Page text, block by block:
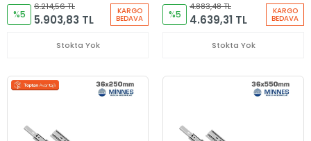
%5
6.214,56 TL
5.903,83 TL
KARGO
BEDAVA
Stokta Yok
%5
4.883,48 TL
4.639,31 TL
KARGO
BEDAVA
Stokta Yok